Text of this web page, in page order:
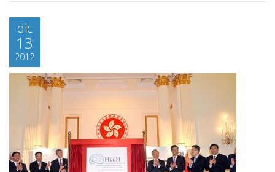
dic
13
2012